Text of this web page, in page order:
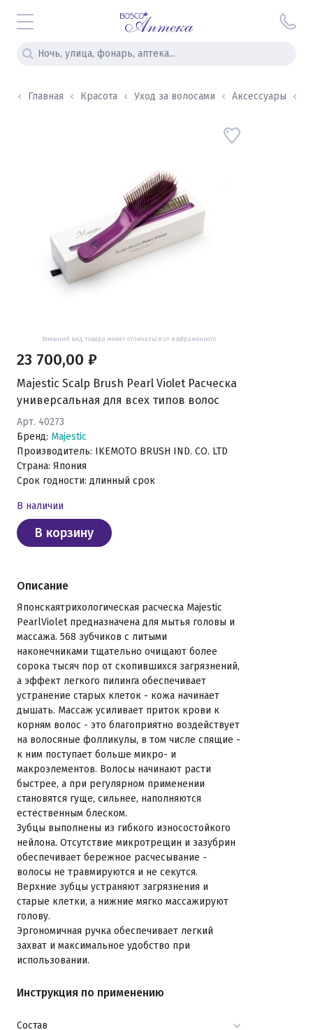
Главная Красота Уход за волосами Аксессуары
Внешний вид товара может отличаться от изображённого
Majestic Scalp Brush Pearl Violet Расческа
универсальная для всех типов волос
Арт. 40273
Бренд: Majestic
Производитель: IKEMOTO BRUSH IND. CO. LTD
Страна: Япония
Срок годности: длинный срок
23 700,00 ₽
В наличии
В корзину
Описание
Японскаятрихологическая расческа Majestic
PearlViolet предназначена для мытья головы и
массажа. 568 зубчиков с литыми
наконечниками тщательно очищают более
сорока тысяч пор от скопившихся загрязнений,
а эффект легкого пилинга обеспечивает
устранение старых клеток - кожа начинает
дышать. Массаж усиливает приток крови к
корням волос - это благоприятно воздействует
на волосяные фолликулы, в том числе спящие -
к ним поступает больше микро- и
макроэлементов. Волосы начинают расти
быстрее, а при регулярном применении
становятся гуще, сильнее, наполняются
естественным блеском.
Зубцы выполнены из гибкого износостойкого
нейлона. Отсутствие микротрещин и зазубрин
обеспечивает бережное расчесывание -
волосы не травмируются и не секутся.
Верхние зубцы устраняют загрязнения и
старые клетки, а нижние мягко массажируют
голову.
Эргономичная ручка обеспечивает легкий
захват и максимальное удобство при
использовании.
Инструкция по применению
Состав